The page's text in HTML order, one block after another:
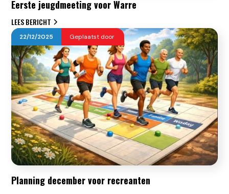
Eerste jeugdmeeting voor Warre
LEES BERICHT
22/12/2025 Geplaatst door
Planning december voor recreanten